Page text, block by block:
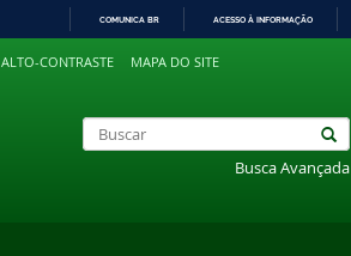
COMUNICA BR ACESSO À INFORMAÇÃO
ALTO-CONTRASTE MAPA DO SITE
Busca Avançada